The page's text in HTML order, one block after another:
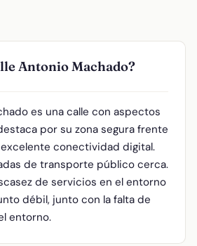
Antonio Machado?
es una calle con aspectos
por su zona segura frente
conectividad digital.
de transporte público cerca.
de servicios en el entorno
débil, junto con la falta de
entorno.